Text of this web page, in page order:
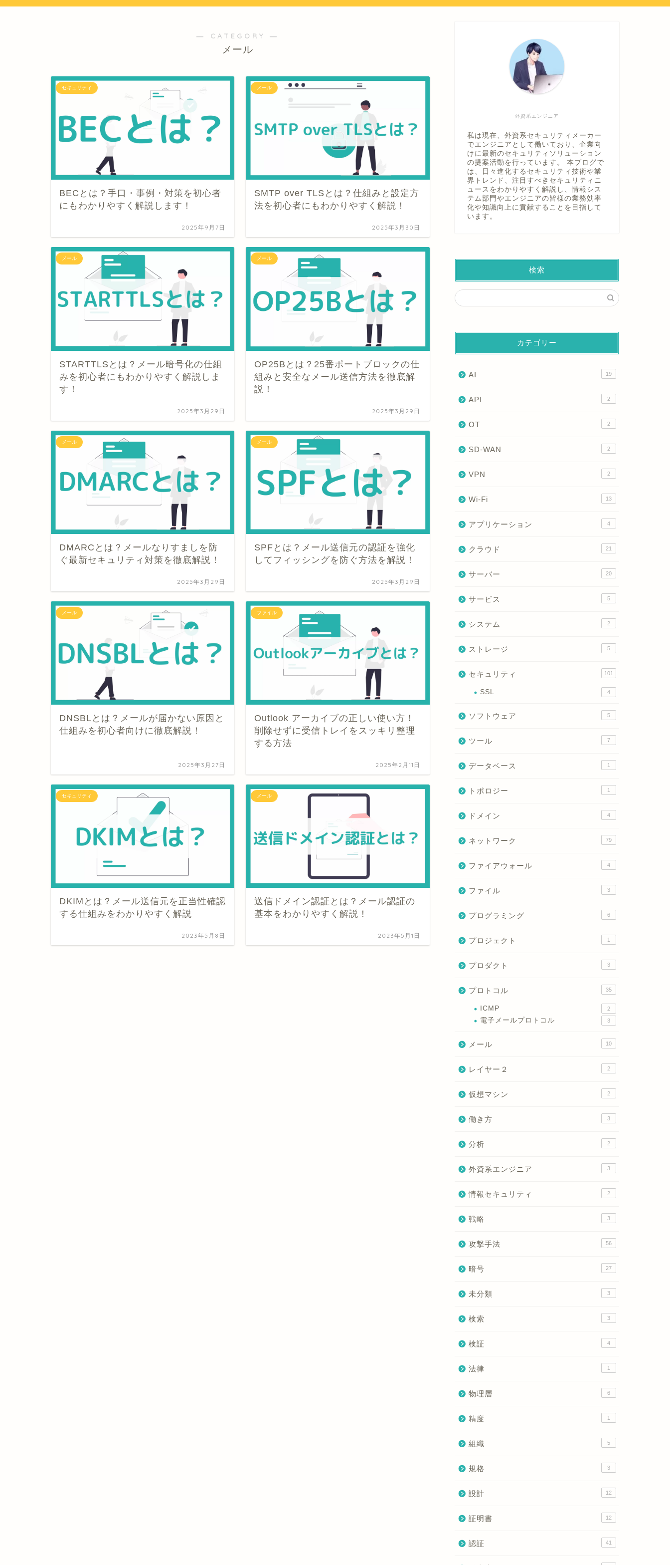
― CATEGORY ―
メール
セキュリティ
BECとは？手口・事例・対策を初心者
にもわかりやすく解説します！
2025年9月7日
メール
SMTP over TLSとは？仕組みと設定方
法を初心者にもわかりやすく解説！
2025年3月30日
メール
STARTTLSとは？メール暗号化の仕組
みを初心者にもわかりやすく解説しま
す！
2025年3月29日
メール
OP25Bとは？25番ポートブロックの仕
組みと安全なメール送信方法を徹底解
説！
2025年3月29日
メール
DMARCとは？メールなりすましを防
ぐ最新セキュリティ対策を徹底解説！
2025年3月29日
メール
SPFとは？メール送信元の認証を強化
してフィッシングを防ぐ方法を解説！
2025年3月29日
メール
DNSBLとは？メールが届かない原因と
仕組みを初心者向けに徹底解説！
2025年3月27日
ファイル
Outlook アーカイブの正しい使い方！
削除せずに受信トレイをスッキリ整理
する方法
2025年2月11日
セキュリティ
DKIMとは？メール送信元を正当性確認
する仕組みをわかりやすく解説
2023年5月8日
メール
送信ドメイン認証とは？メール認証の
基本をわかりやすく解説！
2023年5月1日
外資系エンジニア
私は現在、外資系セキュリティメーカー
でエンジニアとして働いており、企業向
けに最新のセキュリティソリューション
の提案活動を行っています。 本ブログで
は、日々進化するセキュリティ技術や業
界トレンド、注目すべきセキュリティニ
ュースをわかりやすく解説し、情報シス
テム部門やエンジニアの皆様の業務効率
化や知識向上に貢献することを目指して
います。
検索
カテゴリー
AI 19
API 2
OT 2
SD-WAN 2
VPN 2
Wi-Fi 13
アプリケーション 4
クラウド 21
サーバー 20
サービス 5
システム 2
ストレージ 5
セキュリティ 101
SSL 4
ソフトウェア 5
ツール 7
データベース 1
トポロジー 1
ドメイン 4
ネットワーク 79
ファイアウォール 4
ファイル 3
プログラミング 6
プロジェクト 1
プロダクト 3
プロトコル 35
ICMP 2
電子メールプロトコル 3
メール 10
レイヤー２ 2
仮想マシン 2
働き方 3
分析 2
外資系エンジニア 3
情報セキュリティ 2
戦略 3
攻撃手法 56
暗号 27
未分類 3
検索 3
検証 4
法律 1
物理層 6
精度 1
組織 5
規格 3
設計 12
証明書 12
認証 41